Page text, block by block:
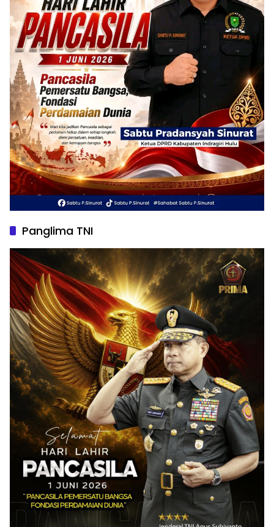
Panglima TNI